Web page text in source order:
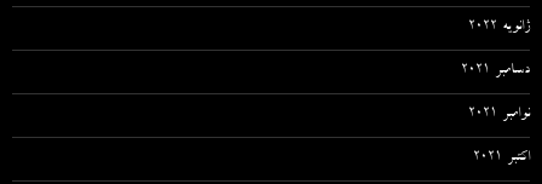
ژانویه 2022
دسامبر 2021
نوامبر 2021
اکتبر 2021